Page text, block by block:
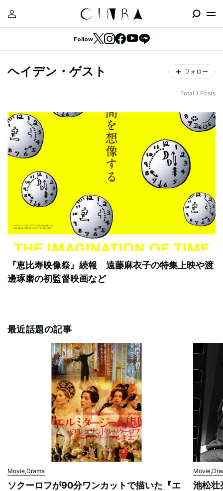
Follow
ヘイデン・ゲスト フォロー
Total 1 Posts
『恵比寿映像祭』続報 遠藤麻衣子の特集上映や渡
邊琢磨の初監督映画など
最近話題の記事
Movie,Drama
ソクーロフが90分ワンカットで描いた『エ
池松壮